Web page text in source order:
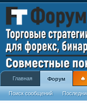
Главная Форум
Поиск сообщений